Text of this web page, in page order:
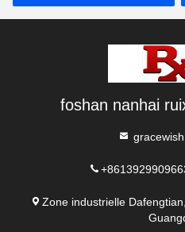
d'énergie solaire
foshan nanhai
Zone industrielle